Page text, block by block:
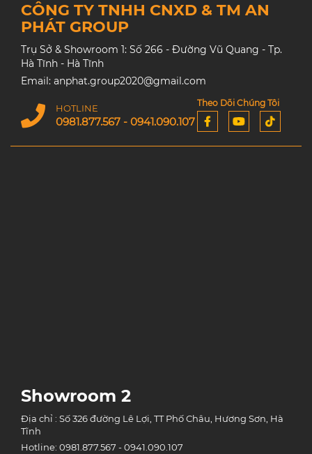
CÔNG TY TNHH CNXD & TM AN
PHÁT GROUP
Trụ Sở & Showroom 1: Số 266 - Đường Vũ Quang - Tp.
Hà Tĩnh - Hà Tĩnh
Email: anphat.group2020@gmail.com
HOTLINE
0981.877.567 - 0941.090.107
Theo Dõi Chúng Tôi
Showroom 2
Địa chỉ : Số 326 đường Lê Lợi, TT Phố Châu, Hương Sơn, Hà
Tĩnh
Hotline: 0981.877.567 - 0941.090.107